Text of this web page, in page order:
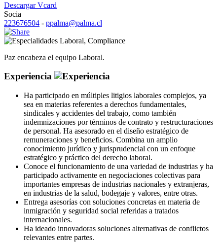
Descargar Vcard
Socia
223676504 - ppalma@palma.cl
Laboral, Compliance
Paz encabeza el equipo Laboral.
Experiencia
Ha participado en múltiples litigios laborales complejos, ya
sea en materias referentes a derechos fundamentales,
sindicales y accidentes del trabajo, como también
indemnizaciones por términos de contrato y restructuraciones
de personal. Ha asesorado en el diseño estratégico de
remuneraciones y beneficios. Combina un amplio
conocimiento jurídico y jurisprudencial con un enfoque
estratégico y práctico del derecho laboral.
Conoce el funcionamiento de una variedad de industrias y ha
participado activamente en negociaciones colectivas para
importantes empresas de industrias nacionales y extranjeras,
en industrias de la salud, bodegaje y valores, entre otras.
Entrega asesorías con soluciones concretas en materia de
inmigración y seguridad social referidas a tratados
internacionales.
Ha ideado innovadoras soluciones alternativas de conflictos
relevantes entre partes.